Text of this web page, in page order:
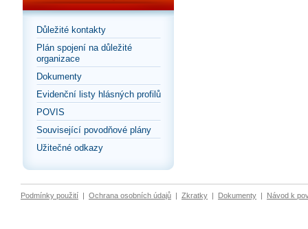
Důležité kontakty
Plán spojení na důležité
organizace
Dokumenty
Evidenční listy hlásných profilů
POVIS
Související povodňové plány
Užitečné odkazy
Podmínky použití | Ochrana osobních údajů | Zkratky | Dokumenty | Návod k